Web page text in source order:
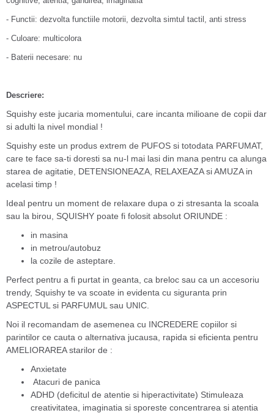
- Functii: dezvolta functiile motorii, dezvolta simtul tactil, anti stress
- Culoare: multicolora
- Baterii necesare: nu
Descriere:
Squishy este jucaria momentului, care incanta milioane de copii dar
si adulti la nivel mondial !
Squishy este un produs extrem de PUFOS si totodata PARFUMAT,
care te face sa-ti doresti sa nu-l mai lasi din mana pentru ca alunga
starea de agitatie, DETENSIONEAZA, RELAXEAZA si AMUZA in
acelasi timp !
Ideal pentru un moment de relaxare dupa o zi stresanta la scoala
sau la birou, SQUISHY poate fi folosit absolut ORIUNDE :
in masina
in metrou/autobuz
la cozile de asteptare.
Perfect pentru a fi purtat in geanta, ca breloc sau ca un accesoriu
trendy, Squishy te va scoate in evidenta cu siguranta prin
ASPECTUL si PARFUMUL sau UNIC.
Noi il recomandam de asemenea cu INCREDERE copiilor si
parintilor ce cauta o alternativa jucausa, rapida si eficienta pentru
AMELIORAREA starilor de :
Anxietate
Atacuri de panica
ADHD (deficitul de atentie si hiperactivitate) Stimuleaza
creativitatea, imaginatia si sporeste concentrarea si atentia